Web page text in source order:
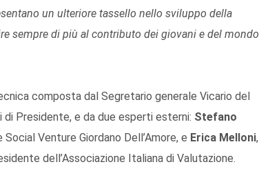
un ulteriore tassello nello sviluppo della
sempre di più al contributo dei giovani e del mondo
composta dal Segretario generale Vicario del
di Presidente, e da due esperti esterni: Stefano
Venture Giordano Dell’Amore, e Erica Melloni,
dell’Associazione Italiana di Valutazione.